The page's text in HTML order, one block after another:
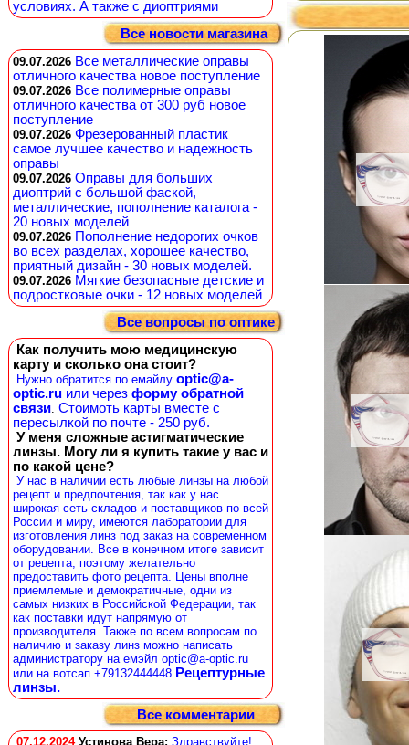
условиях. А также с диоптриями
Все новости магазина
09.07.2026 Все металлические оправы
отличного качества новое поступление
09.07.2026 Все полимерные оправы
отличного качества от 300 руб новое
поступление
09.07.2026 Фрезерованный пластик
самое лучшее качество и надежность
оправы
09.07.2026 Оправы для больших
диоптрий с большой фаской,
металлические, пополнение каталога -
20 новых моделей
09.07.2026 Пополнение недорогих очков
во всех разделах, хорошее качество,
приятный дизайн - 30 новых моделей.
09.07.2026 Мягкие безопасные детские и
подростковые очки - 12 новых моделей
Все вопросы по оптике
Как получить мою медицинскую
карту и сколько она стоит?
Нужно обратится по емайлу optic@a-
optic.ru или через форму обратной
связи. Стоимоть карты вместе с
пересылкой по почте - 250 руб.
У меня сложные астигматические
линзы. Могу ли я купить такие у вас и
по какой цене?
У нас в наличии есть любые линзы на любой
рецепт и предпочтения, так как у нас
широкая сеть складов и поставщиков по всей
России и миру, имеются лаборатории для
изготовления линз под заказ на современном
оборудовании. Все в конечном итоге зависит
от рецепта, поэтому желательно
предоставить фото рецепта. Цены вполне
приемлемые и демократичные, одни из
самых низких в Российской Федерации, так
как поставки идут напрямую от
производителя. Также по всем вопросам по
наличию и заказу линз можно написать
администратору на емэйл optic@a-optic.ru
или на вотсап +79132444448 Рецептурные
линзы.
Все комментарии
07.12.2024 Устинова Вера: Здравствуйте!